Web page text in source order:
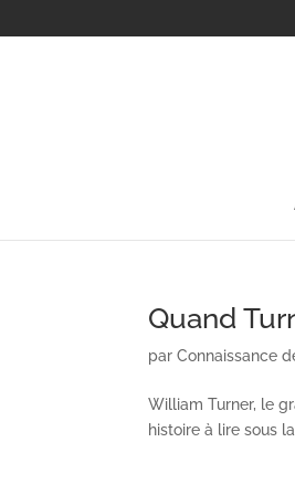
Quand
parConnaissance
William Turner, le
histoire à lire sous